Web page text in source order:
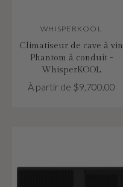
WHISPERKOOL
Climatiseur de cave à vin
Phantom à conduit -
WhisperKOOL
À partir de $9,700.00